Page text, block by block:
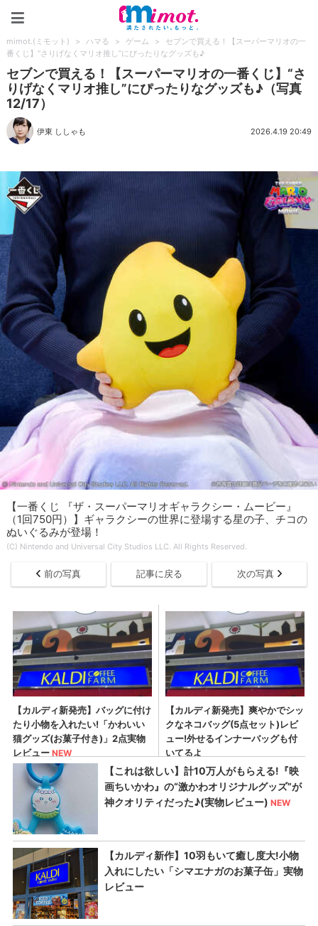
mimot.(ミモット) > ハマる > ゲーム >
セブンで買える！【スーパーマリオの一
番くじ】“さりげなくマリオ推し”にぴったりなグッズも♪
セブンで買える！【スーパーマリオの一番くじ】“さ
りげなくマリオ推し”にぴったりなグッズも♪（写真
12/17）
伊東 ししゃも 2026.4.19 20:49
【一番くじ 『ザ・スーパーマリオギャラクシー・ムービー』
（1回750円）】ギャラクシーの世界に登場する星の子、チコの
ぬいぐるみが登場！
(C) Nintendo and Universal City Studios LLC. All Rights Reserved.
前の写真 記事に戻る 次の写真